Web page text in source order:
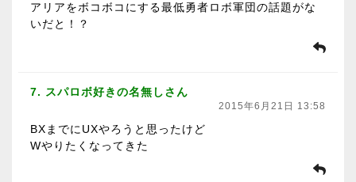
アリアをボコボコにする最低勇者ロボ軍団の話題がな
いだと！？
7. スパロボ好きの名無しさん
2015年6月21日 13:58
BXまでにUXやろうと思ったけど
Wやりたくなってきた